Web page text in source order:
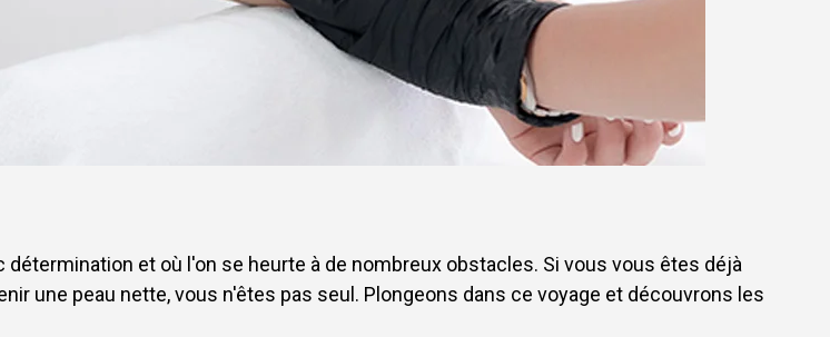
et où l'on se heurte à de nombreux obstacles. Si vous vous êtes déjà
une peau nette, vous n'êtes pas seul. Plongeons dans ce voyage et découvrons les